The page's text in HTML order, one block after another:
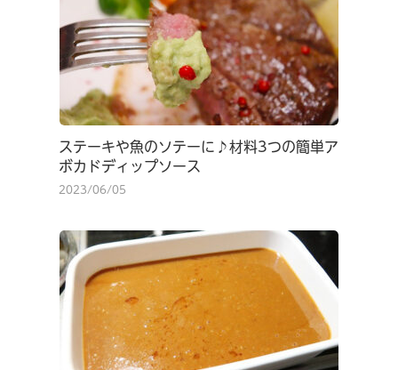
ステーキや魚のソテーに♪材料3つの簡単ア
ボカドディップソース
2023/06/05